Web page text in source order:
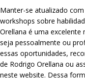
Manter-se atualizado
workshops sobre
Orellana é uma excelente
seja pessoalmente ou
essas oportunidades,
de Rodrigo Orellana ou
neste website. Dessa